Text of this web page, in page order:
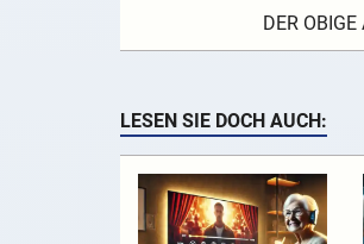
DER
LESEN SIE DOCH AUCH: